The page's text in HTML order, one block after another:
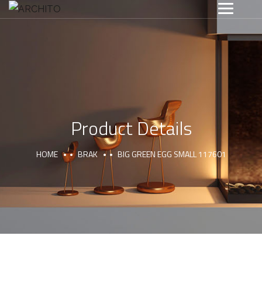
Product Details
HOME BRAK BIG GREEN EGG SMALL 117601